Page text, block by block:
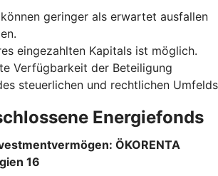
geringer als erwartet ausfallen
eingezahlten Kapitals ist möglich.
Verfügbarkeit der Beteiligung
steuerlichen und rechtlichen Umfelds
Energiefonds
ÖKORENTA
16